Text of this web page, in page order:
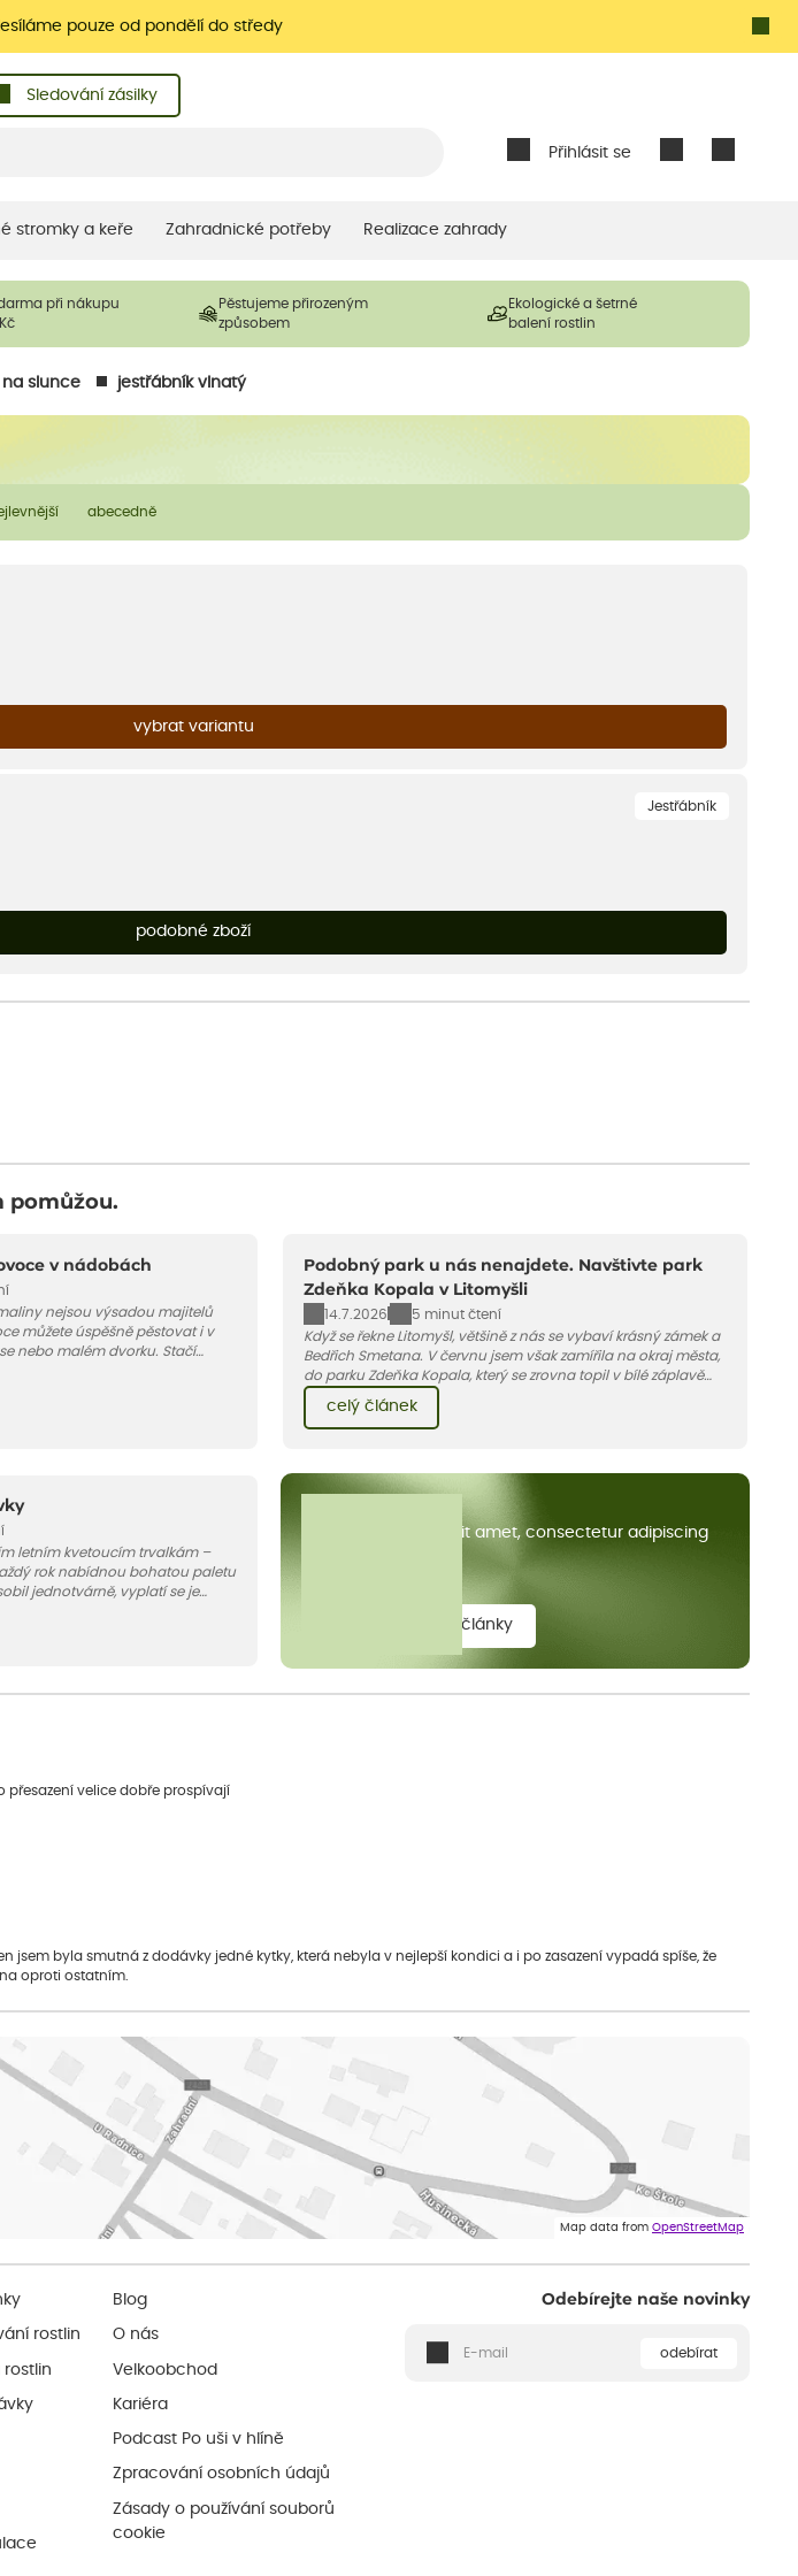
pouze od pondělí do středy
Přihlásit se
Sledování zásilky
stromky a keře Zahradnické potřeby Realizace zahrady
při nákupu
Pěstujeme přirozeným
způsobem
Ekologické a šetrné
balení rostlin
slunce jestřábník vlnatý
abecedně
vybrat variantu
Jestřábník
podobné zboží
pomůžou.
v nádobách
nejsou výsadou majitelů
můžete úspěšně pěstovat i v
nebo malém dvorku. Stačí
článku vám poradíme, jak na
Podobný park u nás nenajdete. Navštivte park
Zdeňka Kopala v Litomyšli
14.7.2026
5 minut čtení
Když se řekne Litomyšl, většině z nás se vybaví krásný zámek a
Bedřich Smetana. V červnu jsem však zamířila na okraj města,
do parku Zdeňka Kopala, který se zrovna topil v bílé záplavě
kvetoucích kopretin. Fotky řeknou víc než slova, přidávám k
nim pár řádků o tom, jak tento jedinečný kus krajiny vznikl.
celý článek
letním kvetoucím trvalkám –
rok nabídnou bohatou paletu
jednotvárně, vyplatí se je
denivky nejlépe ladí.
Lorem ipsum dolor sit amet, consectetur adipiscing
zobrazit všechny články
přesazení velice dobře prospívají
jsem byla smutná z dodávky jedné kytky, která nebyla v nejlepší kondici a i po zasazení vypadá spíše, že
oproti ostatním.
Map data from OpenStreetMap
rostlin
rostlin
Blog
O nás
Velkoobchod
Kariéra
Podcast Po uši v hlíně
Zpracování osobních údajů
Zásady o používání souborů
cookie
Odebírejte naše novinky
odebírat